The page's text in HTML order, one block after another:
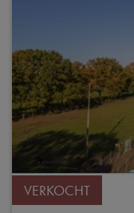
VERKOCHT